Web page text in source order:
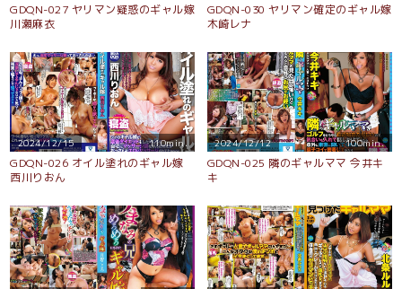
GDQN-027 ヤリマン疑惑のギャル嫁
川瀬麻衣
GDQN-030 ヤリマン確定のギャル嫁
木崎レナ
2024/12/15 110min.
GDQN-026 オイル塗れのギャル嫁
西川りおん
2024/12/12 100min.
GDQN-025 隣のギャルママ 今井キ
キ